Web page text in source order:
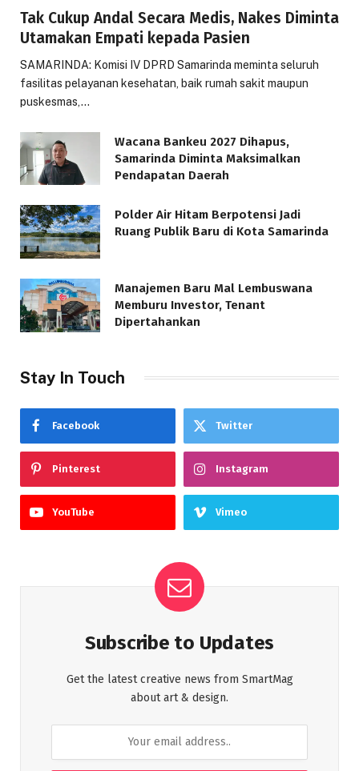
Tak Cukup Andal Secara Medis, Nakes Diminta
Utamakan Empati kepada Pasien
SAMARINDA: Komisi IV DPRD Samarinda meminta seluruh
fasilitas pelayanan kesehatan, baik rumah sakit maupun
puskesmas,…
Wacana Bankeu 2027 Dihapus,
Samarinda Diminta Maksimalkan
Pendapatan Daerah
Polder Air Hitam Berpotensi Jadi
Ruang Publik Baru di Kota Samarinda
Manajemen Baru Mal Lembuswana
Memburu Investor, Tenant
Dipertahankan
Stay In Touch
Facebook Twitter
Pinterest Instagram
YouTube Vimeo
Subscribe to Updates
Get the latest creative news from SmartMag
about art & design.